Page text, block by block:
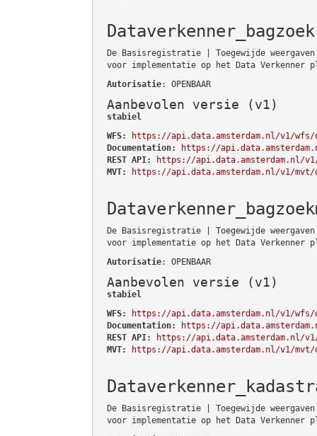
Dataverkenner_bagzoek
De Basisregistratie | Toegewijde
voor implementatie op het Data Verkenner
Autorisatie: OPENBAAR
Aanbevolen versie (v1)
stabiel
WFS:
https://api.data.amsterdam.nl/v1/wfs/
Documentation:
https://
REST API:
https://api.data.amsterdam.nl/
MVT:
https://api.data.amsterdam.nl/v1/mvt/
De Basisregistratie | Toegewijde
voor implementatie op het Data Verkenner
Autorisatie: OPENBAAR
Aanbevolen versie (v1)
stabiel
WFS:
https://api.data.amsterdam.nl/v1/wfs/
Documentation:
https://
REST API:
https://api.data.amsterdam.nl/v1/
MVT:
https://api.data.amsterdam.nl/v1/mvt/
De Basisregistratie | Toegewijde
voor implementatie op het Data Verkenner